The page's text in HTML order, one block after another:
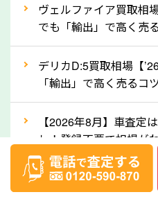
古い車でも高価買取が可能
め、まずはWebで簡単に
に「買取実績」で確認で
⑤車内の簡単な清掃
しばらく乗っていない車は
が汚れていることも多い
いると、買取査定時に影
す。車内の汚れは簡単な
ヴェルファイア買取相
でも「輸出」で高く売
デリカD:5買取相場【
「輸出」で高く売るコ
【2026年8月】車査定
し！登録不要で相場が
ベンツ買取相場【’26
グ！モデル別査定額と